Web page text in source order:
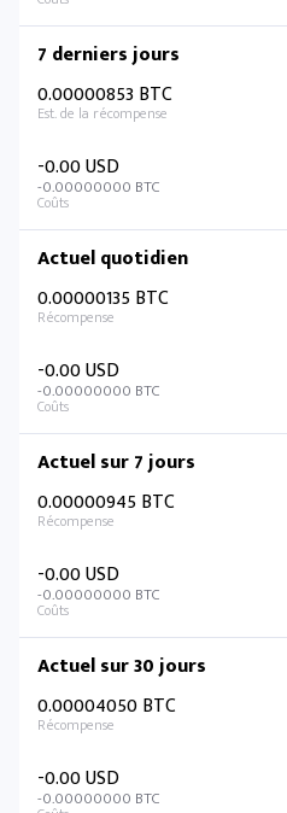
7 derniers jours
0.00000853 BTC
-0.00 USD
-0.00000000 BTC
Actuel quotidien
0.00000135 BTC
-0.00 USD
-0.00000000 BTC
Actuel sur 7 jours
0.00000945 BTC
-0.00 USD
-0.00000000 BTC
Actuel sur 30 jours
0.00004050 BTC
-0.00 USD
-0.00000000 BTC